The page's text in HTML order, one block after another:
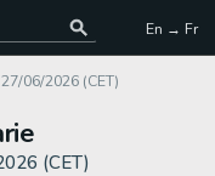
En → Fr
27/06/2026 (CET)
(CET)